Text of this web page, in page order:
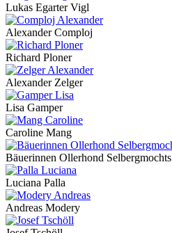
Lukas Egarter Vigl
Alexander Comploj
Richard Ploner
Alexander Zelger
Lisa Gamper
Caroline Mang
Bäuerinnen Ollerhond Selbergmochts
Luciana Palla
Andreas Modery